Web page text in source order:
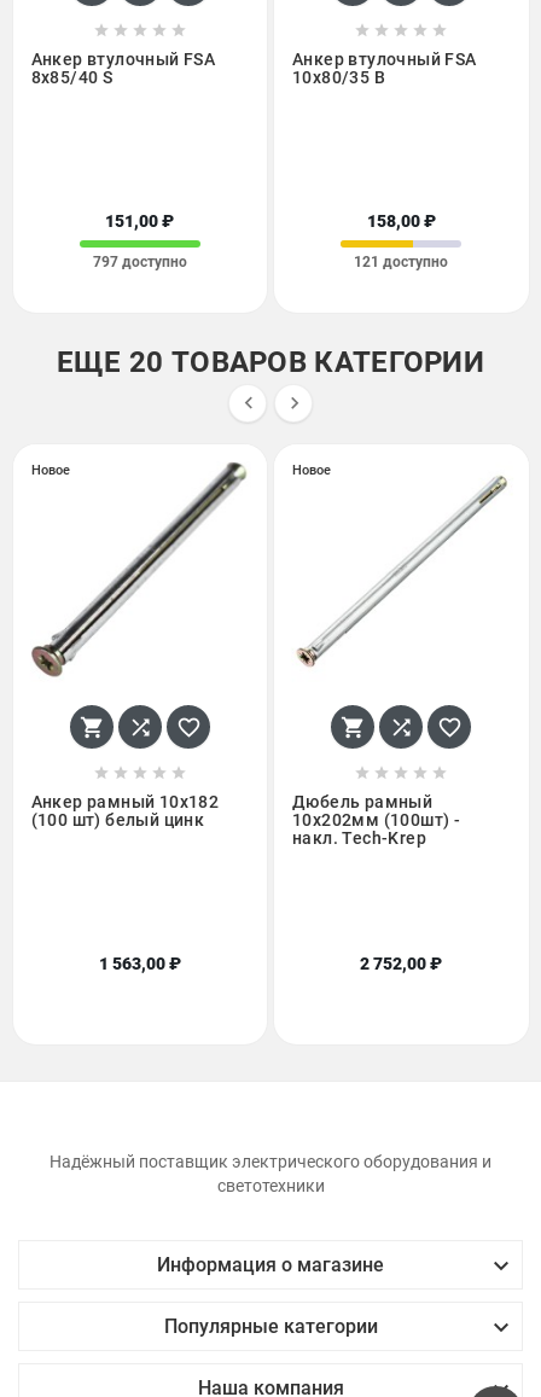
    
Анкер втулочный FSA
8х85/40 S
151,00 ₽
797 доступно
    
Анкер втулочный FSA
10х80/35 B
158,00 ₽
121 доступно
ЕЩЕ 20 ТОВАРОВ КАТЕГОРИИ
 
Новое
  
    
Анкер рамный 10х182
(100 шт) белый цинк
1 563,00 ₽
Новое
  
    
Дюбель рамный
10х202мм (100шт) -
накл. Tech-Krep
2 752,00 ₽
Надёжный поставщик электрического оборудования и
светотехники
Информация о магазине 
Популярные категории 
Наша компания 